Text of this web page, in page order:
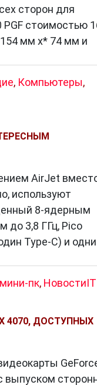
сторон для
PGF стоимостью
мм x* 74 мм и
, Компьютеры,
AirJet
используют
8-ядерным
до 3,8 ГГц, Pico
Type-C) и
мини-пк, НовостиIT
4070, ДОСТУПНЫХ
выпуском